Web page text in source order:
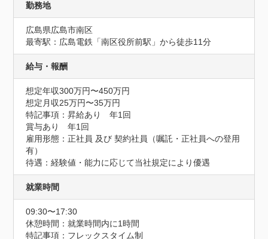
勤務地
広島県広島市南区
最寄駅：広島電鉄「南区役所前駅」から徒歩11分
給与・報酬
想定年収300万円〜450万円
想定月収25万円〜35万円
特記事項：昇給あり　年1回
賞与あり　年1回
雇用形態：正社員 及び 契約社員（嘱託・正社員への登用
有）
待遇：経験値・能力に応じて当社規定により優遇
就業時間
09:30〜17:30
休憩時間：就業時間内に1時間
特記事項：フレックスタイム制